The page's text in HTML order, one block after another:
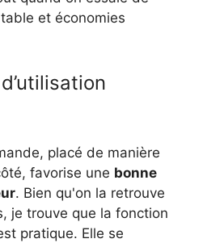
et économies
placé de manière
favorise une bonne
. Bien qu'on la retrouve
je trouve que la fonction
pratique. Elle se